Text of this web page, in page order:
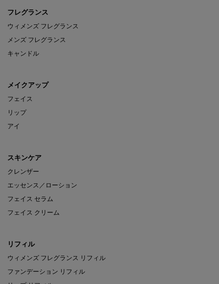
フレグランス
ウィメンズ フレグランス
メンズ フレグランス
キャンドル
メイクアップ
フェイス
リップ
アイ
スキンケア
クレンザー
エッセンス／ローション
フェイス セラム
フェイス クリーム
リフィル
ウィメンズ フレグランス リフィル
ファンデーション リフィル